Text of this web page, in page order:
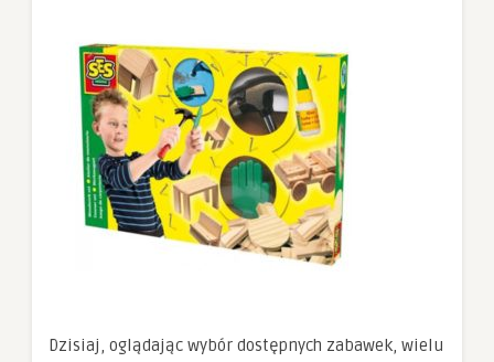
Dzisiaj, oglądając wybór dostępnych zabawek, wielu